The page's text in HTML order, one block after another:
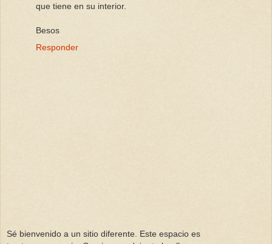
que tiene en su interior.
Besos
Responder
Sé bienvenido a un sitio diferente. Este espacio es